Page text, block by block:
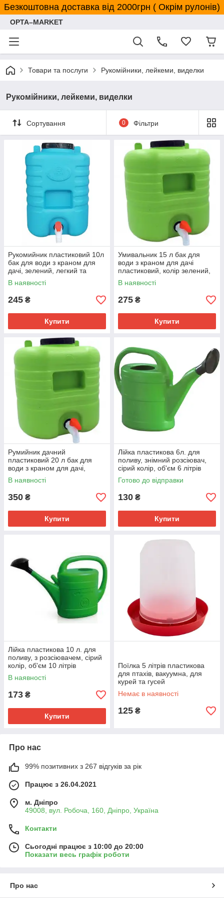
Безкоштовна доставка від 2000грн ( Окрім рулонів)
OPTA–MARKET
Товари та послуги Рукомійники, лейкеми, виделки
Рукомійники, лейкеми, виделки
Сортування 0 Фільтри
Рукомийник пластиковий 10л
бак для води з краном для
дачі, зелений, легкий та
компактний
В наявності
245 ₴
Купити
Умивальник 15 л бак для
води з краном для дачі
пластиковий, колір зелений,
компактний та легкий
В наявності
275 ₴
Купити
Румийник дачний
пластиковий 20 л бак для
води з краном для дачі,
зелений, компактний, легкий
В наявності
350 ₴
Купити
Лійка пластикова 6л. для
поливу, знімний розсіювач,
сірий колір, об'єм 6 літрів
Готово до відправки
130 ₴
Купити
Лійка пластикова 10 л. для
поливу, з розсіювачем, сірий
колір, об'єм 10 літрів
В наявності
173 ₴
Купити
Поїлка 5 літрів пластикова
для птахів, вакуумна, для
курей та гусей
Немає в наявності
125 ₴
Про нас
99% позитивних з 267 відгуків за рік
Працює з 26.04.2021
м. Дніпро
49008, вул. Робоча, 160, Дніпро, Україна
Контакти
Сьогодні працює з 10:00 до 20:00
Показати весь графік роботи
Про нас